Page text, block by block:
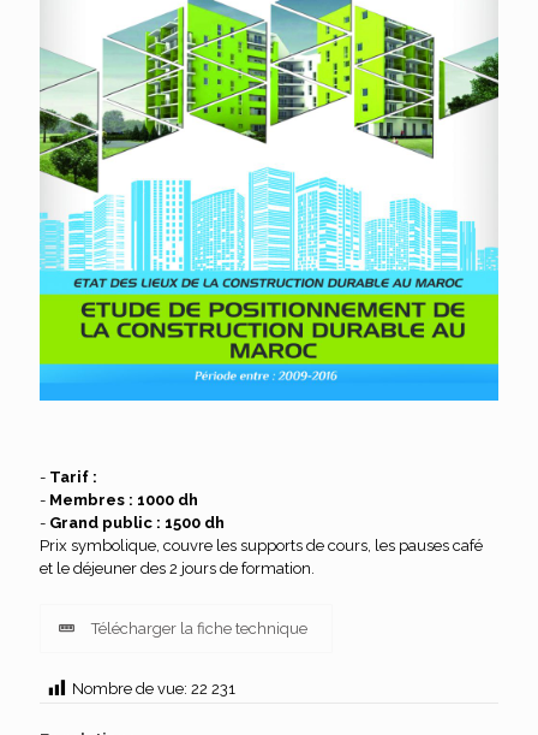
- Tarif :
- Membres : 1000 dh
- Grand public : 1500 dh
Prix symbolique, couvre les supports de cours, les pauses café
et le déjeuner des 2 jours de formation.
Télécharger la fiche technique
Nombre de vue: 22 231